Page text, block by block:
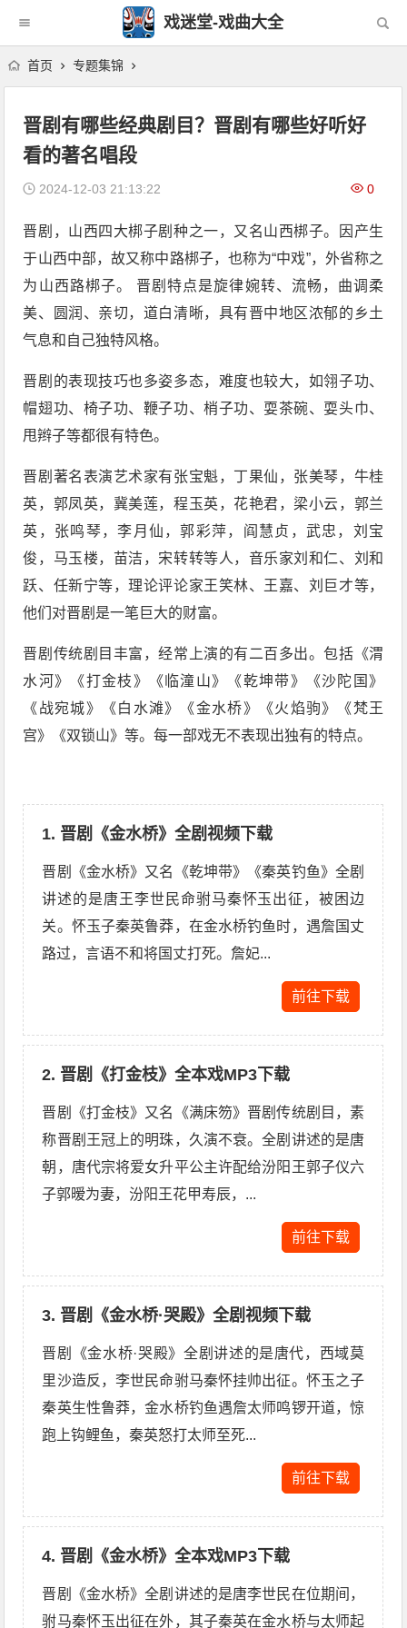
戏迷堂-戏曲大全
首页 专题集锦
晋剧有哪些经典剧目？晋剧有哪些好听好
看的著名唱段
2024-12-03 21:13:22 0
晋剧，山西四大梆子剧种之一，又名山西梆子。因产生
于山西中部，故又称中路梆子，也称为“中戏”，外省称之
为山西路梆子。 晋剧特点是旋律婉转、流畅，曲调柔
美、圆润、亲切，道白清晰，具有晋中地区浓郁的乡土
气息和自己独特风格。
晋剧的表现技巧也多姿多态，难度也较大，如翎子功、
帽翅功、椅子功、鞭子功、梢子功、耍茶碗、耍头巾、
甩辫子等都很有特色。
晋剧著名表演艺术家有张宝魁，丁果仙，张美琴，牛桂
英，郭凤英，冀美莲，程玉英，花艳君，梁小云，郭兰
英，张鸣琴，李月仙，郭彩萍，阎慧贞，武忠，刘宝
俊，马玉楼，苗洁，宋转转等人，音乐家刘和仁、刘和
跃、任新宁等，理论评论家王笑林、王嘉、刘巨才等，
他们对晋剧是一笔巨大的财富。
晋剧传统剧目丰富，经常上演的有二百多出。包括《渭
水河》《打金枝》《临潼山》《乾坤带》《沙陀国》
《战宛城》《白水滩》《金水桥》《火焰驹》《梵王
宫》《双锁山》等。每一部戏无不表现出独有的特点。
1. 晋剧《金水桥》全剧视频下载
晋剧《金水桥》又名《乾坤带》《秦英钓鱼》全剧
讲述的是唐王李世民命驸马秦怀玉出征，被困边
关。怀玉子秦英鲁莽，在金水桥钓鱼时，遇詹国丈
路过，言语不和将国丈打死。詹妃...
前往下载
2. 晋剧《打金枝》全本戏MP3下载
晋剧《打金枝》又名《满床笏》晋剧传统剧目，素
称晋剧王冠上的明珠，久演不衰。全剧讲述的是唐
朝，唐代宗将爱女升平公主许配给汾阳王郭子仪六
子郭暧为妻，汾阳王花甲寿辰，...
前往下载
3. 晋剧《金水桥·哭殿》全剧视频下载
晋剧《金水桥·哭殿》全剧讲述的是唐代，西域莫
里沙造反，李世民命驸马秦怀挂帅出征。怀玉之子
秦英生性鲁莽，金水桥钓鱼遇詹太师鸣锣开道，惊
跑上钩鲤鱼，秦英怒打太师至死...
前往下载
4. 晋剧《金水桥》全本戏MP3下载
晋剧《金水桥》全剧讲述的是唐李世民在位期间，
驸马秦怀玉出征在外，其子秦英在金水桥与太师起